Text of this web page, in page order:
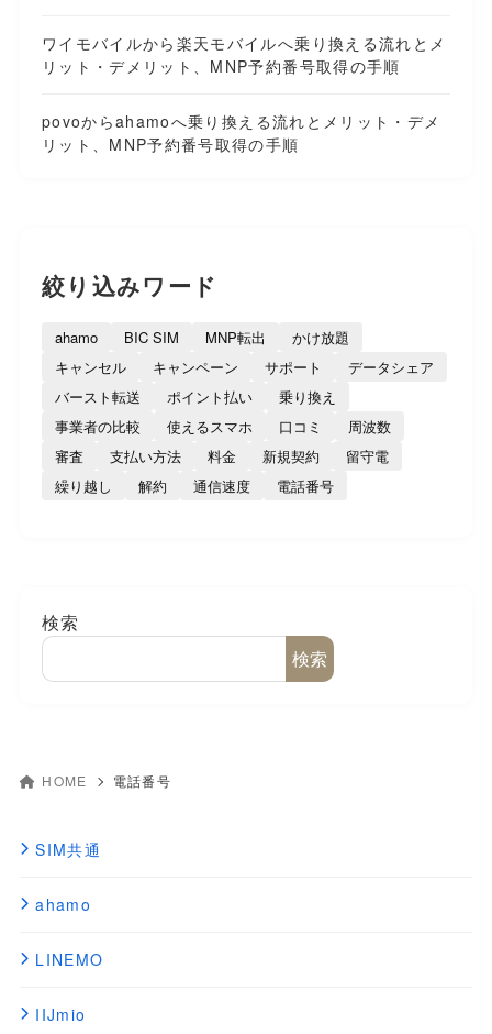
ワイモバイルから楽天モバイルへ乗り換える流れとメ
リット・デメリット、MNP予約番号取得の手順
povoからahamoへ乗り換える流れとメリット・デメ
リット、MNP予約番号取得の手順
絞り込みワード
ahamo BIC SIM MNP転出
かけ放題
キャンセル
キャンペーン サポート
データシェア
バースト転送
ポイント払い
乗り換え
事業者の比較
使えるスマホ 口コミ
周波数
審査
支払い方法 料金 新規契約
留守電
繰り越し
解約 通信速度 電話番号
検索
検索
HOME 電話番号
SIM共通
ahamo
LINEMO
IIJmio